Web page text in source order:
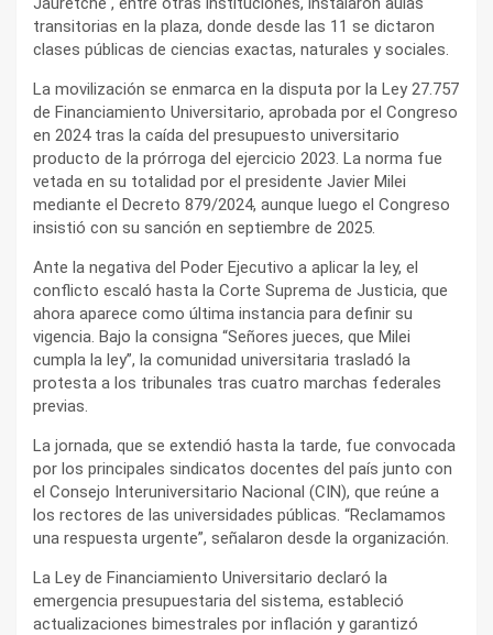
transitorias en la plaza, donde desde las 11 se dictaron
clases públicas de ciencias exactas, naturales y sociales.
La movilización se enmarca en la disputa por la Ley 27.757
de Financiamiento Universitario, aprobada por el Congreso
en 2024 tras la caída del presupuesto universitario
producto de la prórroga del ejercicio 2023. La norma fue
vetada en su totalidad por el presidente Javier Milei
mediante el Decreto 879/2024, aunque luego el Congreso
insistió con su sanción en septiembre de 2025.
Ante la negativa del Poder Ejecutivo a aplicar la ley, el
conflicto escaló hasta la Corte Suprema de Justicia, que
ahora aparece como última instancia para definir su
vigencia. Bajo la consigna “Señores jueces, que Milei
cumpla la ley”, la comunidad universitaria trasladó la
protesta a los tribunales tras cuatro marchas federales
previas.
La jornada, que se extendió hasta la tarde, fue convocada
por los principales sindicatos docentes del país junto con
el Consejo Interuniversitario Nacional (CIN), que reúne a
los rectores de las universidades públicas. “Reclamamos
una respuesta urgente”, señalaron desde la organización.
La Ley de Financiamiento Universitario declaró la
emergencia presupuestaria del sistema, estableció
actualizaciones bimestrales por inflación y garantizó